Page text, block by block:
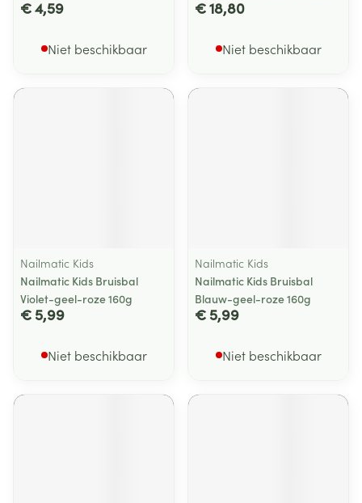
€ 4,59
Niet beschikbaar
€ 18,80
Niet beschikbaar
Nailmatic Kids
Nailmatic Kids Bruisbal
Violet-geel-roze 160g
€ 5,99
Niet beschikbaar
Nailmatic Kids
Nailmatic Kids Bruisbal
Blauw-geel-roze 160g
€ 5,99
Niet beschikbaar